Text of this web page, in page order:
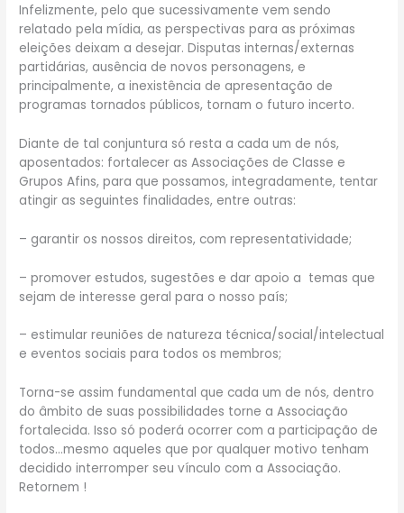
Infelizmente, pelo que sucessivamente vem sendo
relatado pela mídia, as perspectivas para as próximas
eleições deixam a desejar. Disputas internas/externas
partidárias, ausência de novos personagens, e
principalmente, a inexistência de apresentação de
programas tornados públicos, tornam o futuro incerto.
Diante de tal conjuntura só resta a cada um de nós,
aposentados: fortalecer as Associações de Classe e
Grupos Afins, para que possamos, integradamente, tentar
atingir as seguintes finalidades, entre outras:
– garantir os nossos direitos, com representatividade;
– promover estudos, sugestões e dar apoio a temas que
sejam de interesse geral para o nosso país;
– estimular reuniões de natureza técnica/social/intelectual
e eventos sociais para todos os membros;
Torna-se assim fundamental que cada um de nós, dentro
do âmbito de suas possibilidades torne a Associação
fortalecida. Isso só poderá ocorrer com a participação de
todos…mesmo aqueles que por qualquer motivo tenham
decidido interromper seu vínculo com a Associação.
Retornem !